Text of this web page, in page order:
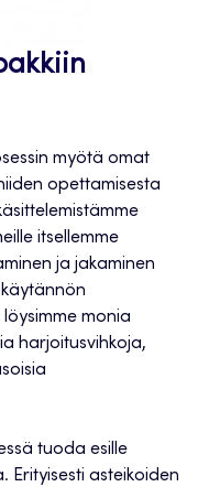
myötä omat
opettamisesta
itsellemme
ja jakaminen
monia
harjoitusvihkoja,
tuoda esille
Erityisesti asteikoiden